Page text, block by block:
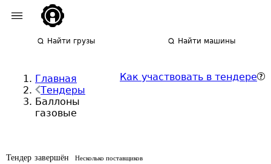
Найти грузы Найти машины
Главная
Тендеры
Баллоны
газовые
Как участвовать в тендере
Тендер завершён Несколько поставщиков